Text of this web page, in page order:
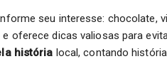
seu interesse: chocolate,
e oferece dicas valiosas para
história local, contando